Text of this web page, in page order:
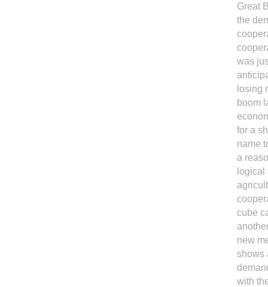
Great
the
was
losing
boom
for a
name
a
logical
cube
new
shows
with